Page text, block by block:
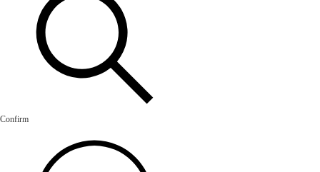
Confirm